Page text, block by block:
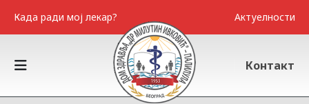
Када ради мој лекар? Актуелности
Контакт